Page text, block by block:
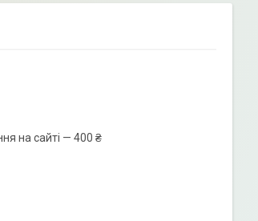
на сайті — 400 ₴